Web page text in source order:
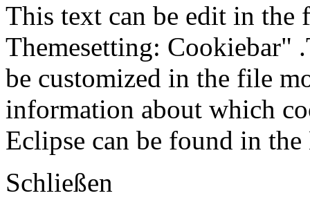
This text can be edit in the
Themesetting: Cookiebar"
be customized in the file
information about which
Eclipse can be found in
Schließen